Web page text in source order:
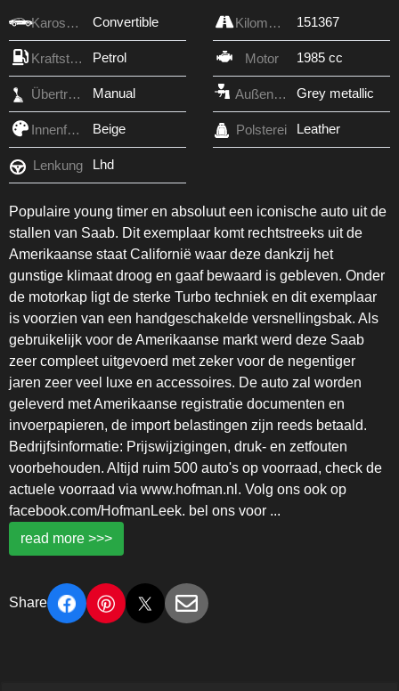
Karosserie Convertible Kilometerzähler 151367
Kraftstofftyp Petrol Motor 1985 cc
Übertragung Manual Außenfarbe Grey metallic
Innenfarbe Beige Polsterei Leather
Lenkung Lhd
Populaire young timer en absoluut een iconische auto uit de
stallen van Saab. Dit exemplaar komt rechtstreeks uit de
Amerikaanse staat Californië waar deze dankzij het
gunstige klimaat droog en gaaf bewaard is gebleven. Onder
de motorkap ligt de sterke Turbo techniek en dit exemplaar
is voorzien van een handgeschakelde versnellingsbak. Als
gebruikelijk voor de Amerikaanse markt werd deze Saab
zeer compleet uitgevoerd met zeker voor de negentiger
jaren zeer veel luxe en accessoires. De auto zal worden
geleverd met Amerikaanse registratie documenten en
invoerpapieren, de import belastingen zijn reeds betaald.
Bedrijfsinformatie: Prijswijzigingen, druk- en zetfouten
voorbehouden. Altijd ruim 500 auto's op voorraad, check de
actuele voorraad via www.hofman.nl. Volg ons ook op
facebook.com/HofmanLeek. bel ons voor ...
read more >>>
Share